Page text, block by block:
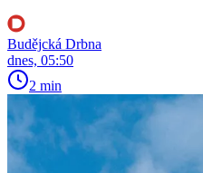
Budějcká Drbna
dnes, 05:50
2 min